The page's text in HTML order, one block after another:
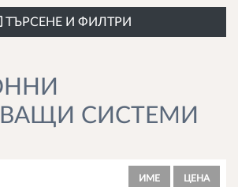
ТЪРСЕНЕ И ФИЛТРИ
СИСТЕМИ
ИМЕ ЦЕНА